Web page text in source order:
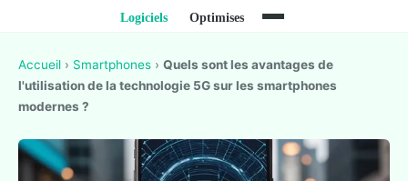
Accueil › Smartphones › Quels sont les avantages de
l'utilisation de la technologie 5G sur les smartphones
modernes ?